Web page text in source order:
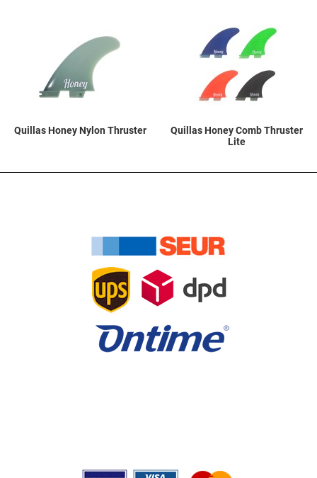
Añadir a la lista de deseos
Quick View
Quillas Honey Nylon Thruster
Quillas Honey Comb Thruster
Lite